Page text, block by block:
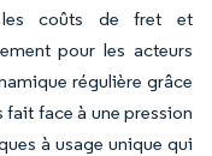
les coûts de fret et
pour les acteurs
régulière grâce
fait face à une pression
à usage unique qui